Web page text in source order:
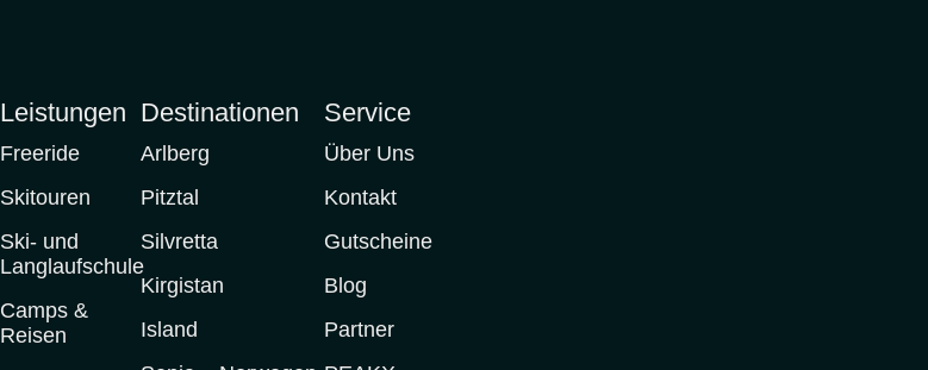
Leistungen
Freeride
Skitouren
Ski- und
Langlaufschule
Camps &
Reisen
Destinationen
Arlberg
Pitztal
Silvretta
Kirgistan
Island
Service
Über Uns
Kontakt
Gutscheine
Blog
Partner